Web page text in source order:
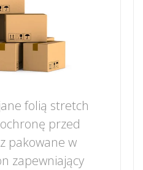
folią stretch
przed
pakowane w
zapewniający